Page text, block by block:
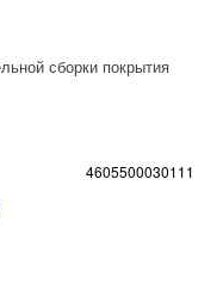
сборки покрытия
4605500030111